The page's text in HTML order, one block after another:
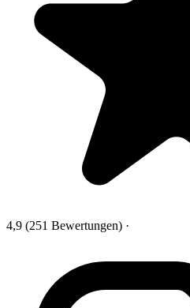
4,9 (251 Bewertungen) ·